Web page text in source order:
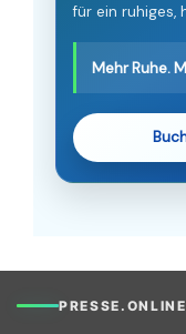
für ein ruhiges,
Mehr Ruhe.
PRESSE.ONLINE